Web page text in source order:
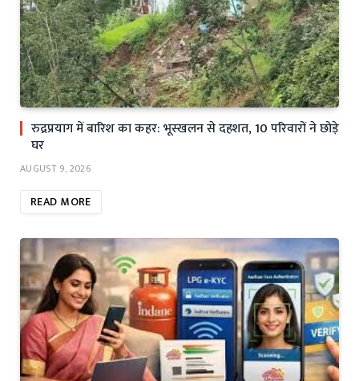
रुद्रप्रयाग में बारिश का कहर: भूस्खलन से दहशत, 10 परिवारों ने छोड़े
घर
AUGUST 9, 2026
READ MORE